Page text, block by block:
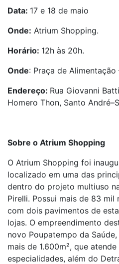
Data: 17 e 18 de maio
Onde: Atrium Shopping.
Horário: 12h às 20h.
Onde: Praça de
Endereço: Rua Giovanni
Homero Thon, Santo
Sobre o Atrium Shopping
O Atrium Shopping foi
localizado em uma das
dentro do projeto multiuso
Pirelli. Possui mais de 83 mil
com dois pavimentos de
lojas. O empreendimento
novo Poupatempo da
mais de 1.600m², que
especialidades, além do